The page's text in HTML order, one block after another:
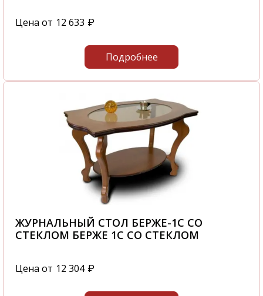
Цена от 12 633 ₽
Подробнее
ЖУРНАЛЬНЫЙ СТОЛ БЕРЖЕ-1С СО
СТЕКЛОМ БЕРЖЕ 1С СО СТЕКЛОМ
Цена от 12 304 ₽